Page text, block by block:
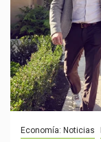
Economía: Noticias